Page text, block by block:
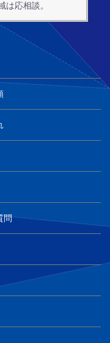
は応相談。
問